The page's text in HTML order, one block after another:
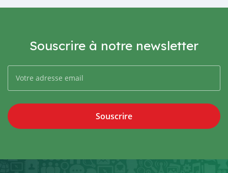
Souscrire à notre newsletter
Souscrire